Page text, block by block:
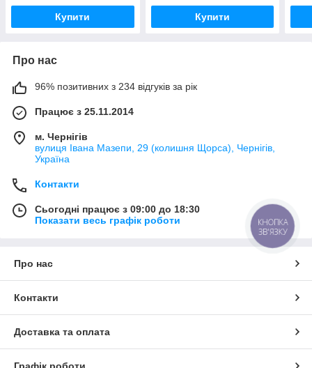
Купити Купити
Про нас
96% позитивних з 234 відгуків за рік
Працює з 25.11.2014
м. Чернігів
вулиця Івана Мазепи, 29 (колишня Щорса), Чернігів,
Україна
Контакти
Сьогодні працює з 09:00 до 18:30
Показати весь графік роботи
Про нас
Контакти
Доставка та оплата
КНОПКА
ЗВ'ЯЗКУ